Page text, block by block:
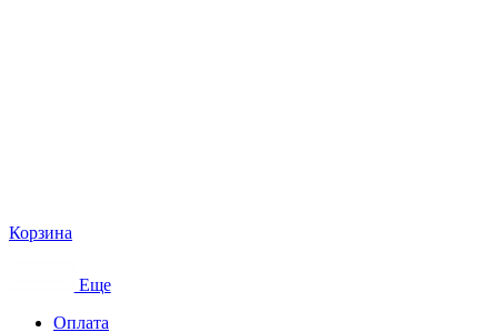
Корзина
Еще
Оплата